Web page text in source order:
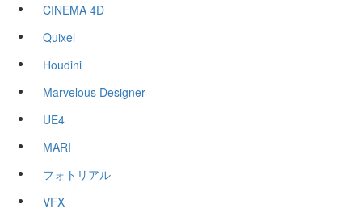
CINEMA 4D
Quixel
Houdini
Marvelous Designer
UE4
MARI
フォトリアル
VFX